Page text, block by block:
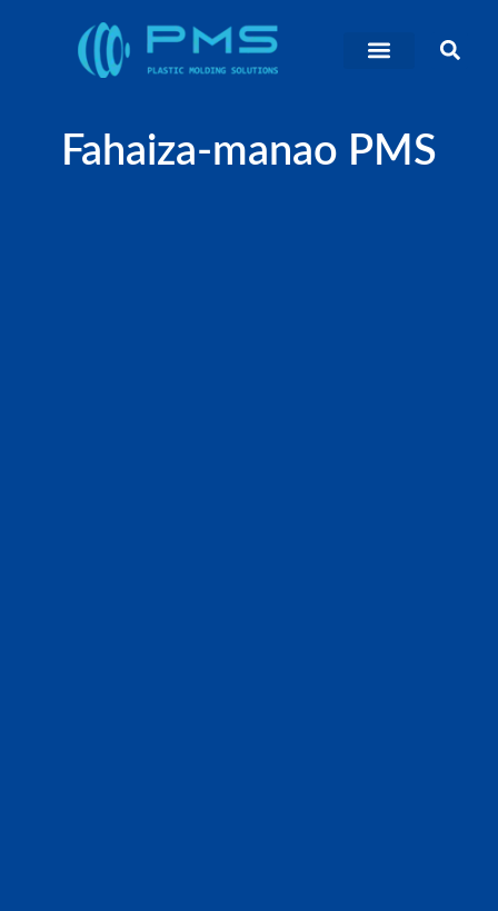
Fahaiza-manao PMS